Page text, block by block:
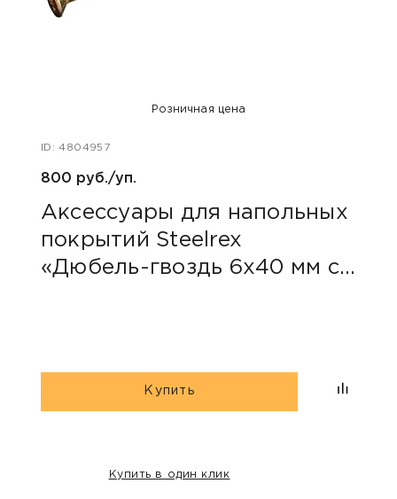
Розничная цена
ID: 4804957
800 руб./уп.
Аксессуары для напольных
покрытий Steelrex
«Дюбель-гвоздь 6х40 мм с
Купить
Купить в один клик